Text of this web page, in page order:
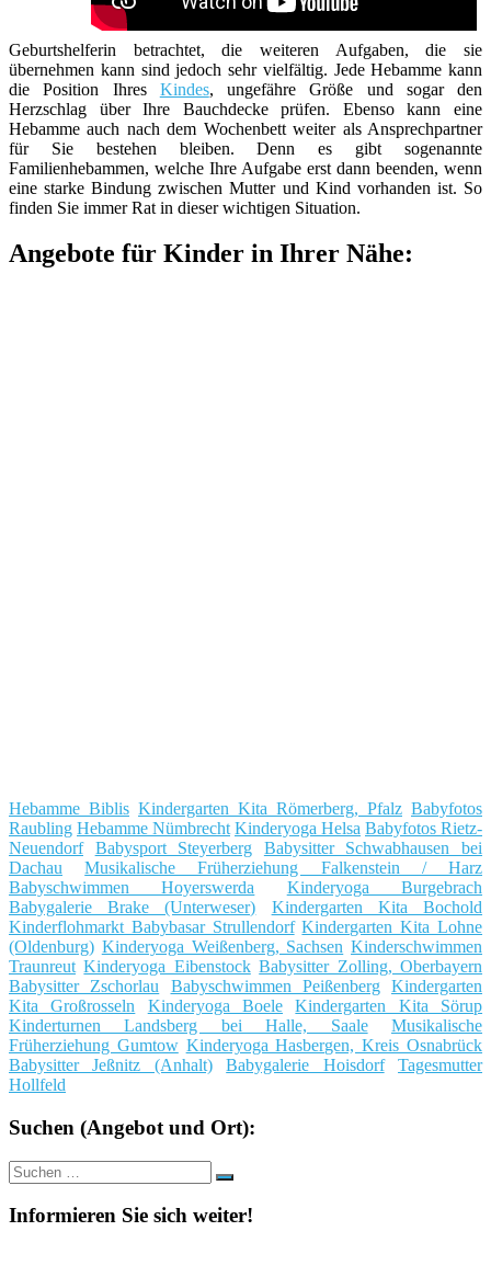
Geburtshelferin betrachtet, die weiteren Aufgaben, die sie
übernehmen kann sind jedoch sehr vielfältig. Jede Hebamme kann
die Position Ihres Kindes, ungefähre Größe und sogar den
Herzschlag über Ihre Bauchdecke prüfen. Ebenso kann eine
Hebamme auch nach dem Wochenbett weiter als Ansprechpartner
für Sie bestehen bleiben. Denn es gibt sogenannte
Familienhebammen, welche Ihre Aufgabe erst dann beenden, wenn
eine starke Bindung zwischen Mutter und Kind vorhanden ist. So
finden Sie immer Rat in dieser wichtigen Situation.
Angebote für Kinder in Ihrer Nähe:
Hebamme Biblis Kindergarten Kita Römerberg, Pfalz Babyfotos
Raubling Hebamme Nümbrecht Kinderyoga Helsa Babyfotos Rietz-
Neuendorf
Babysport Steyerberg
Babysitter Schwabhausen bei
Dachau
Musikalische Früherziehung Falkenstein / Harz
Babyschwimmen Hoyerswerda
Kinderyoga Burgebrach
Babygalerie Brake (Unterweser)
Kindergarten Kita Bochold
Kinderflohmarkt Babybasar Strullendorf Kindergarten Kita Lohne
(Oldenburg) Kinderyoga Weißenberg, Sachsen Kinderschwimmen
Traunreut Kinderyoga Eibenstock Babysitter Zolling, Oberbayern
Babysitter Zschorlau
Babyschwimmen Peißenberg
Kindergarten
Kita Großrosseln
Kinderyoga Boele
Kindergarten Kita Sörup
Kinderturnen Landsberg bei Halle, Saale
Musikalische
Früherziehung Gumtow Kinderyoga Hasbergen, Kreis Osnabrück
Babysitter Jeßnitz (Anhalt)
Babygalerie Hoisdorf
Tagesmutter
Hollfeld
Suchen (Angebot und Ort):
Suche
nach:
Suchen
Informieren Sie sich weiter!